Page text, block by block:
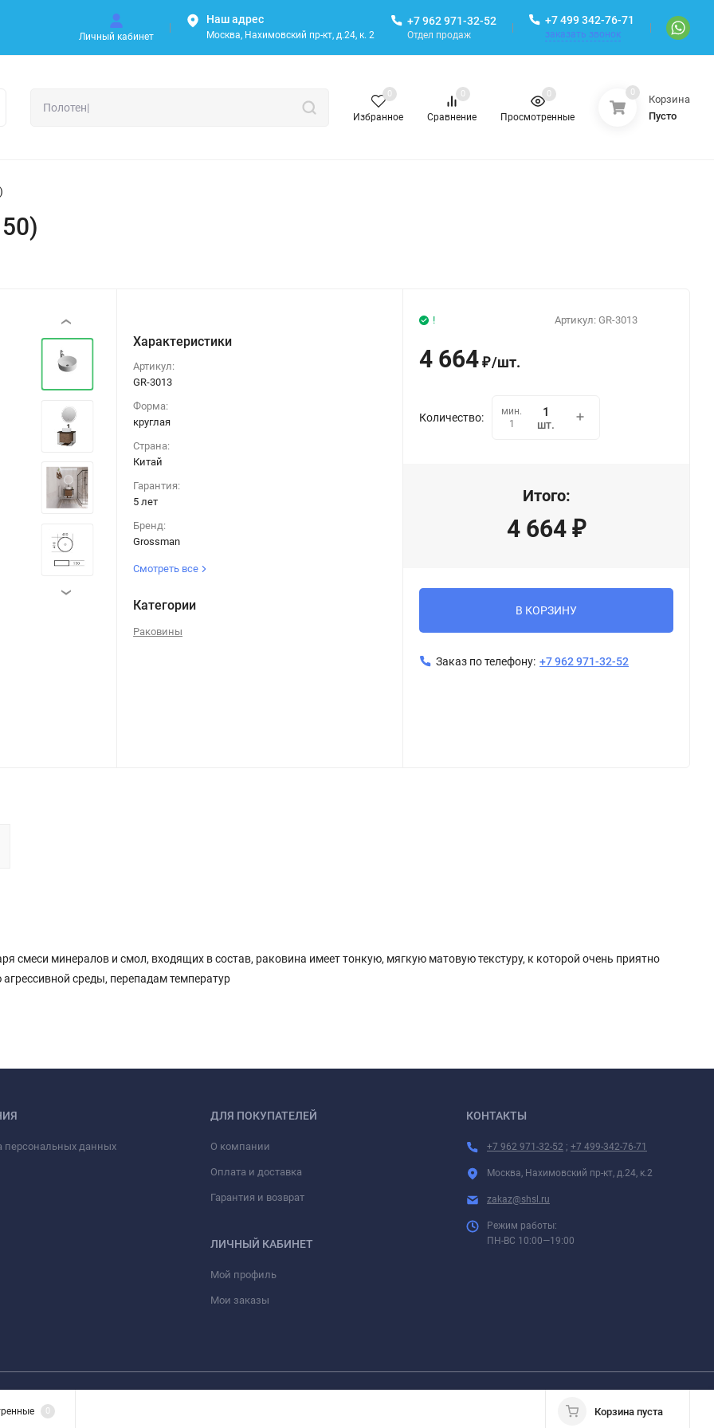
Личный кабинет
Наш адрес
Москва, Нахимовский пр-кт, д.24, к. 2
+7 962 971-32-52
Отдел продаж
+7 499 342-76-71
заказать звонок
Избранное
0
Сравнение
0
Просмотренные
0 0
Корзина
Пусто
‹
›
Характеристики
Артикул:
GR-3013
Форма:
круглая
Страна:
Китай
Гарантия:
5 лет
Бренд:
Grossman
Смотреть все
Категории
Раковины
Артикул: GR-3013
!
4 664 ₽/шт.
Количество:
мин.
1
шт.
Итого:
4 664 ₽
В КОРЗИНУ
Заказ по телефону: +7 962 971-32-52
смеси минералов и смол, входящих в состав, раковина имеет тонкую, мягкую матовую текстуру, к которой очень приятно
среды, перепадам температур
персональных данных
ДЛЯ ПОКУПАТЕЛЕЙ
О компании
Оплата и доставка
Гарантия и возврат
ЛИЧНЫЙ КАБИНЕТ
Мой профиль
Мои заказы
КОНТАКТЫ
+7 962 971-32-52 ; +7 499-342-76-71
Москва, Нахимовский пр-кт, д.24, к.2
zakaz@shsl.ru
Режим работы:
ПН-ВС 10:00—19:00
информационный характер и ни при каких условиях материалы и цены, размещенные на страницах данного сайта, не являются публичной офертой.
0 Корзина пуста